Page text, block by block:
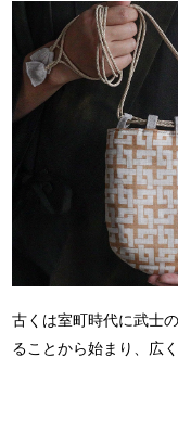
古くは室町時代に武士
ることから始まり、 広